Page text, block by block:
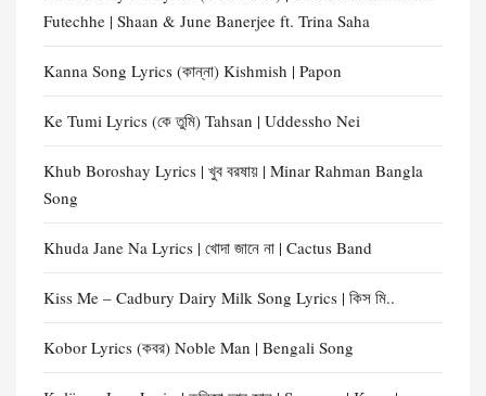
Futechhe | Shaan & June Banerjee ft. Trina Saha
Kanna Song Lyrics (কান্না) Kishmish | Papon
Ke Tumi Lyrics (কে তুমি) Tahsan | Uddessho Nei
Khub Boroshay Lyrics | খুব বরষায় | Minar Rahman Bangla
Song
Khuda Jane Na Lyrics | খোদা জানে না | Cactus Band
Kiss Me – Cadbury Dairy Milk Song Lyrics | কিস মি..
Kobor Lyrics (কবর) Noble Man | Bengali Song